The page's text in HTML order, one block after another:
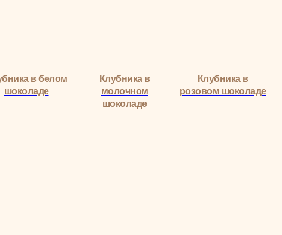
Клубника в
молочном
Клубника в
розовом шоколаде
Букеты с розами